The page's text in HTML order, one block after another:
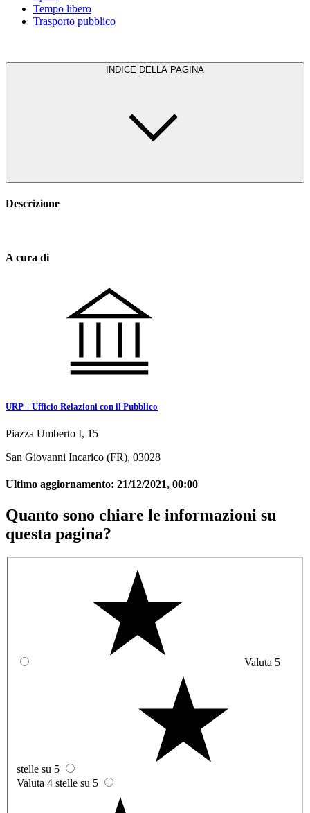
Tempo libero
Trasporto pubblico
INDICE DELLA PAGINA
Descrizione
A cura di
URP – Ufficio Relazioni con il Pubblico
Piazza Umberto I, 15
San Giovanni Incarico (FR), 03028
Ultimo aggiornamento: 21/12/2021, 00:00
Quanto sono chiare le informazioni su
questa pagina?
Valuta 5
stelle su 5
Valuta 4 stelle su 5